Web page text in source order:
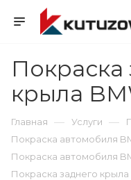
Покраска
крыла
Главная — Услуги —
Покраска автомобиля
Покраска автомобиля
Покраска заднего крыла